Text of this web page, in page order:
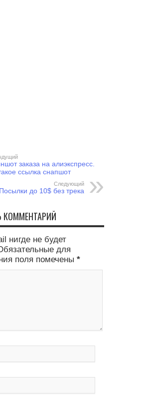
заказа на алиэкспресс.
ссылка снапшот
Следующий
Посылки до 10$ без трека
КОММЕНТАРИЙ
нигде не будет
для
поля помечены *